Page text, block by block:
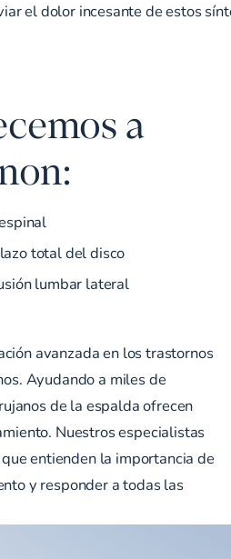
el dolor incesante de estos
a
total del disco
lumbar lateral
avanzada en los trastornos
Ayudando a miles de
de la espalda ofrecen
Nuestros especialistas
entienden la importancia de
y responder a todas las